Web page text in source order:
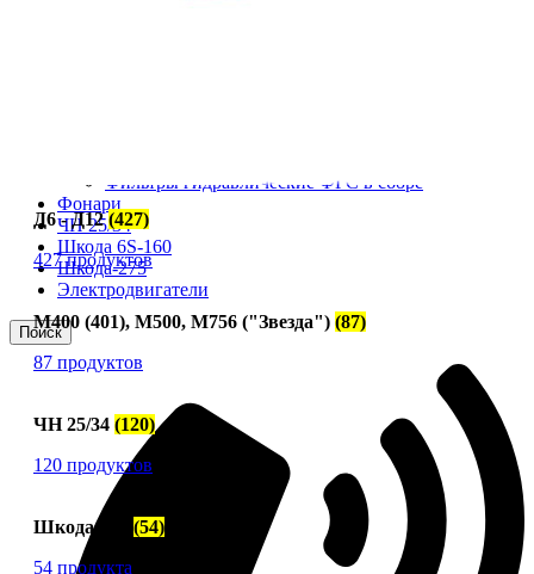
Фильтры гидравлические ФГС в сборе
Фонари
ЧН 25/34
Шкода 6S-160
Шкода-275
Электродвигатели
Поиск
Д6 - Д12(427)
427 продуктов
М400 (401), М500, М756 ("Звезда") (87)
87 продуктов
ЧН 25/34 (120)
120 продуктов
Шкода-275 (54)
54 продукта